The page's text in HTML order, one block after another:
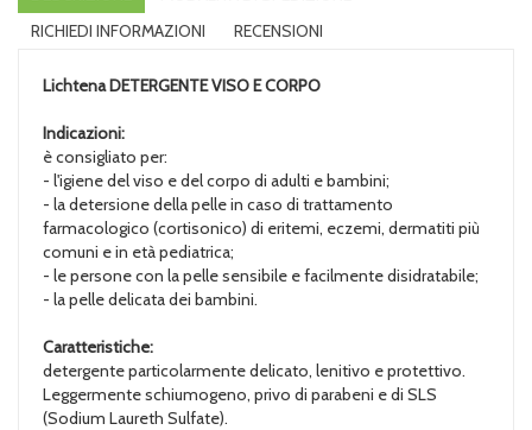
RICHIEDI INFORMAZIONI
RECENSIONI
LichtenaDETERGENTE VISO E CORPO
Indicazioni:
è consigliato per:
- l'igiene del viso e del corpo di adulti e bambini;
- la detersione della pelle in caso di trattamento
farmacologico (cortisonico) di eritemi, eczemi, dermatiti più
comuni e in età pediatrica;
- le persone con la pelle sensibile e facilmente disidratabile;
- la pelle delicata dei bambini.
Caratteristiche:
detergente particolarmente delicato, lenitivo e protettivo.
Leggermente schiumogeno, privo di parabeni e di SLS
(Sodium Laureth Sulfate).